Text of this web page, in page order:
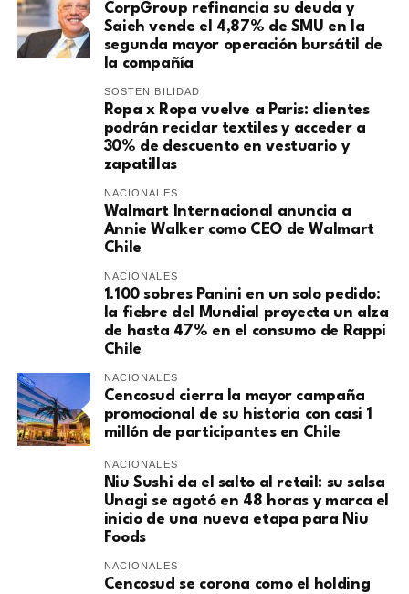
CorpGroup refinancia su deuda y
Saieh vende el 4,87% de SMU en la
segunda mayor operación bursátil de
la compañía
SOSTENIBILIDAD
Ropa x Ropa vuelve a Paris: clientes
podrán reciclar textiles y acceder a
30% de descuento en vestuario y
zapatillas
NACIONALES
Walmart Internacional anuncia a
Annie Walker como CEO de Walmart
Chile
NACIONALES
1.100 sobres Panini en un solo pedido:
la fiebre del Mundial proyecta un alza
de hasta 47% en el consumo de Rappi
Chile
NACIONALES
Cencosud cierra la mayor campaña
promocional de su historia con casi 1
millón de participantes en Chile
NACIONALES
Niu Sushi da el salto al retail: su salsa
Unagi se agotó en 48 horas y marca el
inicio de una nueva etapa para Niu
Foods
NACIONALES
Cencosud se corona como el holding